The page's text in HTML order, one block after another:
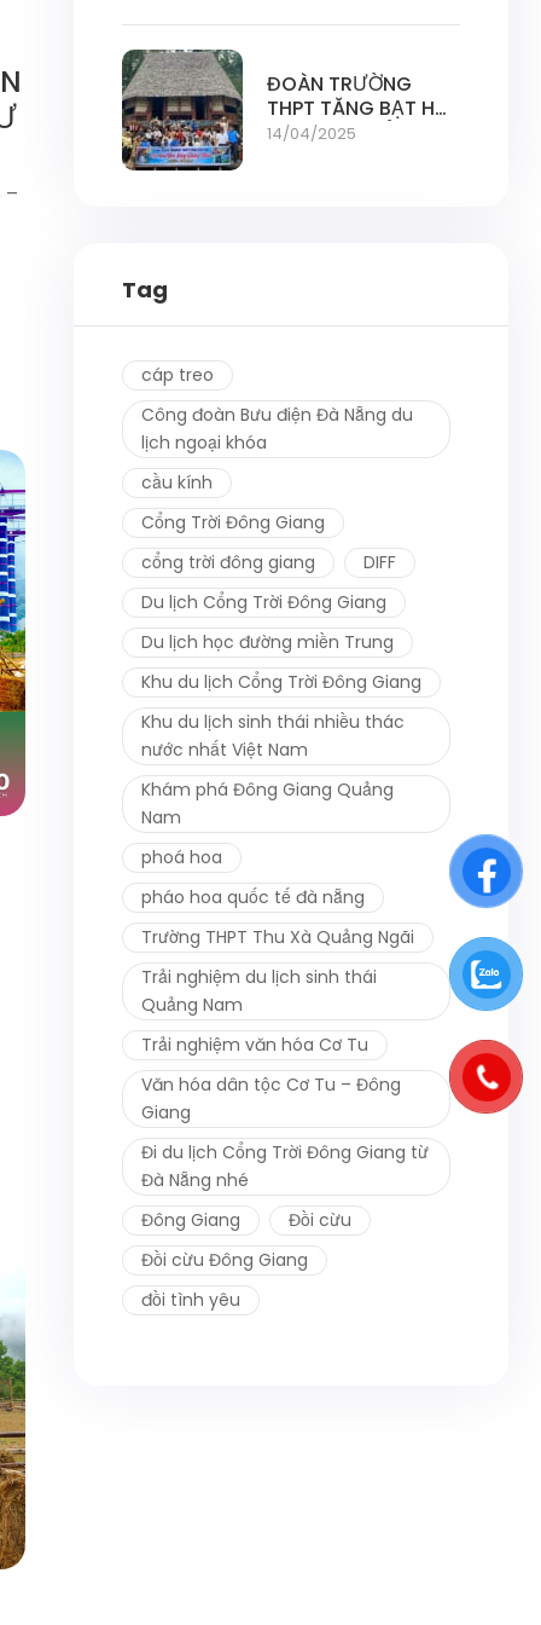
–
GIANG
ĐOÀN TRƯỜNG
THPT TĂNG BẠT HỔ
KHÁM PHÁ VẺ ĐẸP
14/04/2025
Tag
cáp treo
Công đoàn Bưu điện Đà Nẵng du
lịch ngoại khóa
cầu kính
Cổng Trời Đông Giang
cổng trời đông giang
DIFF
Du lịch Cổng Trời Đông Giang
Du lịch học đường miền Trung
Khu du lịch Cổng Trời Đông Giang
Khu du lịch sinh thái nhiều thác
nước nhất Việt Nam
Khám phá Đông Giang Quảng
Nam
phoá hoa
pháo hoa quốc tế đà nẵng
Trường THPT Thu Xà Quảng Ngãi
Trải nghiệm du lịch sinh thái
Quảng Nam
Trải nghiệm văn hóa Cơ Tu
Văn hóa dân tộc Cơ Tu – Đông
Giang
Đi du lịch Cổng Trời Đông Giang từ
Đà Nẵng nhé
Đông Giang
Đồi cừu
Đồi cừu Đông Giang
đồi tình yêu